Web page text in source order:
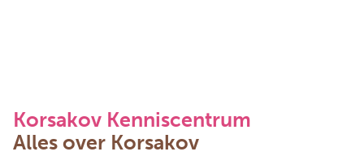
Korsakov Kenniscentrum
Alles over Korsakov